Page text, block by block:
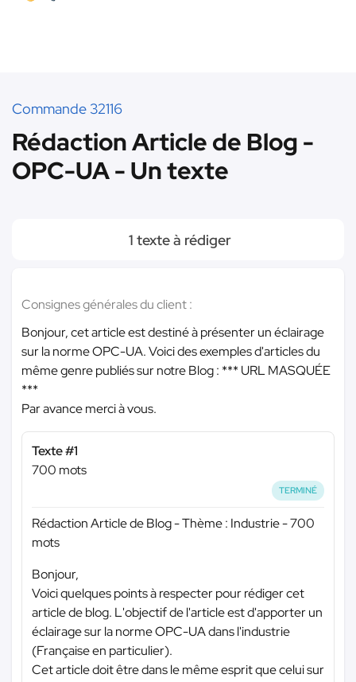
Commande 32116
Rédaction Article de Blog -
OPC-UA - Un texte
1 texte à rédiger
Consignes générales du client :
Bonjour, cet article est destiné à présenter un éclairage
sur la norme OPC-UA. Voici des exemples d'articles du
même genre publiés sur notre Blog : *** URL MASQUÉE
***
Par avance merci à vous.
Texte #1
700 mots
TERMINÉ
Rédaction Article de Blog - Thème : Industrie - 700
mots
Bonjour,
Voici quelques points à respecter pour rédiger cet
article de blog. L'objectif de l'article est d'apporter un
éclairage sur la norme OPC-UA dans l'industrie
(Française en particulier).
Cet article doit être dans le même esprit que celui sur